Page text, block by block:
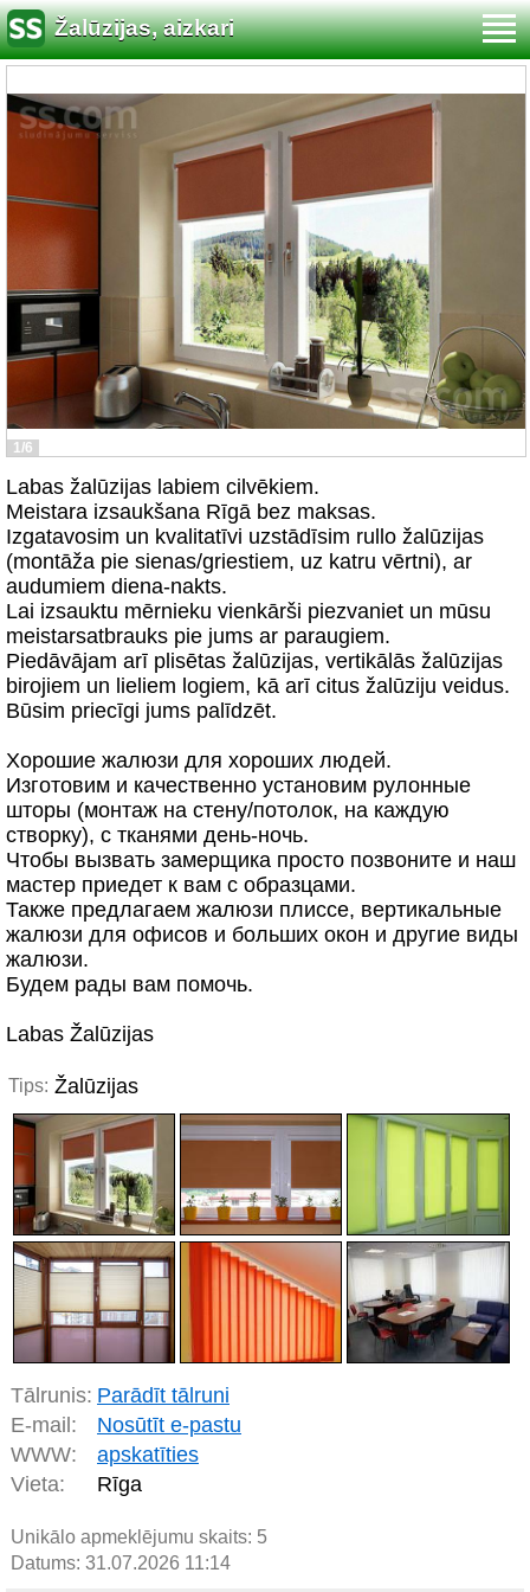
Žalūzijas, aizkari
1/6
Labas žalūzijas labiem cilvēkiem.
Meistara izsaukšana Rīgā bez maksas.
Izgatavosim un kvalitatīvi uzstādīsim rullo žalūzijas
(montāža pie sienas/griestiem, uz katru vērtni), ar
audumiem diena-nakts.
Lai izsauktu mērnieku vienkārši piezvaniet un mūsu
meistarsatbrauks pie jums ar paraugiem.
Piedāvājam arī plisētas žalūzijas, vertikālās žalūzijas
birojiem un lieliem logiem, kā arī citus žalūziju veidus.
Būsim priecīgi jums palīdzēt.
Хорошие жалюзи для хороших людей.
Изготовим и качественно установим рулонные
шторы (монтаж на стену/потолок, на каждую
створку), с тканями день-ночь.
Чтобы вызвать замерщика просто позвоните и наш
мастер приедет к вам с образцами.
Также предлагаем жалюзи плиссе, вертикальные
жалюзи для офисов и больших окон и другие виды
жалюзи.
Будем рады вам помочь.
Labas Žalūzijas
Tips: Žalūzijas
Tālrunis: Parādīt tālruni
E-mail:
Nosūtīt e-pastu
WWW:
apskatīties
Vieta:
Rīga
Unikālo apmeklējumu skaits: 5
Datums: 31.07.2026 11:14